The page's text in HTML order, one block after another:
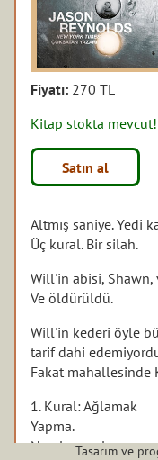
Fiyatı: 270 TL
Kitap stokta mevcut!
Satın al
Altmış saniye. Yedi
Üç kural. Bir silah.
Will'in abisi, Shawn,
Ve öldürüldü.
Will'in kederi öyle
tarif dahi
Fakat mahallesinde
1. Kural: Ağlamak
Yapma.
Ne olursa olsun.
Tasarım ve